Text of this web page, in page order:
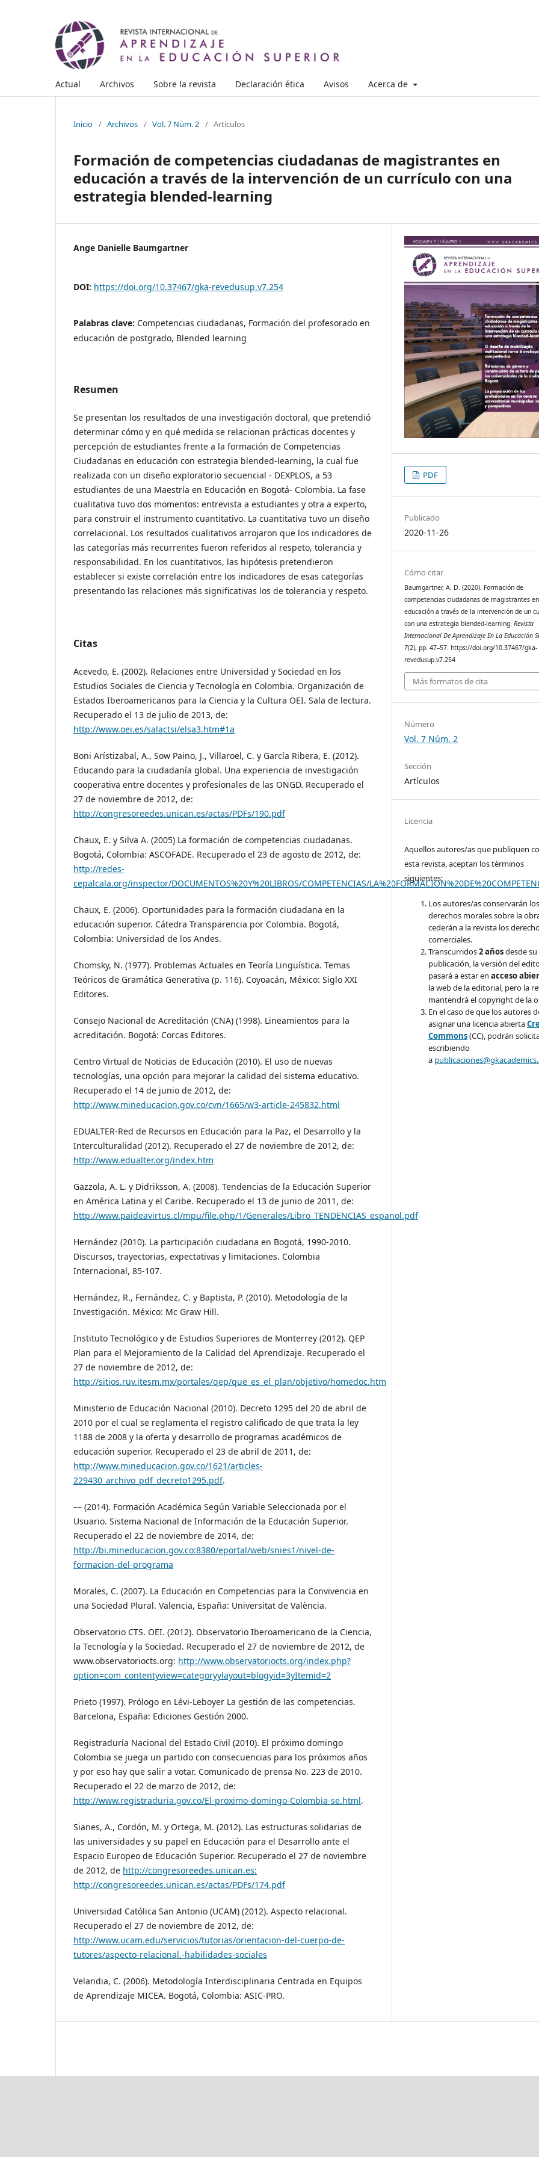
Actual Archivos Sobre la revista Declaración ética Avisos Acerca de
Inicio / Archivos / Vol. 7 Núm. 2 / Artículos
Formación de competencias ciudadanas de magistrantes en
educación a través de la intervención de un currículo con una
estrategia blended-learning
Ange Danielle Baumgartner
DOI: https://doi.org/10.37467/gka-revedusup.v7.254
Palabras clave: Competencias ciudadanas, Formación del profesorado en
educación de postgrado, Blended learning
Resumen
Se presentan los resultados de una investigación doctoral, que pretendió
determinar cómo y en qué medida se relacionan prácticas docentes y
percepción de estudiantes frente a la formación de Competencias
Ciudadanas en educación con estrategia blended-learning, la cual fue
realizada con un diseño exploratorio secuencial - DEXPLOS, a 53
estudiantes de una Maestría en Educación en Bogotá- Colombia. La fase
cualitativa tuvo dos momentos: entrevista a estudiantes y otra a experto,
para construir el instrumento cuantitativo. La cuantitativa tuvo un diseño
correlacional. Los resultados cualitativos arrojaron que los indicadores de
las categorías más recurrentes fueron referidos al respeto, tolerancia y
responsabilidad. En los cuantitativos, las hipótesis pretendieron
establecer si existe correlación entre los indicadores de esas categorías
presentando las relaciones más significativas los de tolerancia y respeto.
Citas
Acevedo, E. (2002). Relaciones entre Universidad y Sociedad en los
Estudios Sociales de Ciencia y Tecnología en Colombia. Organización de
Estados Iberoamericanos para la Ciencia y la Cultura OEI. Sala de lectura.
Recuperado el 13 de julio de 2013, de:
http://www.oei.es/salactsi/elsa3.htm#1a
Boni Arístizabal, A., Sow Paino, J., Villaroel, C. y García Ribera, E. (2012).
Educando para la ciudadanía global. Una experiencia de investigación
cooperativa entre docentes y profesionales de las ONGD. Recuperado el
27 de noviembre de 2012, de:
http://congresoreedes.unican.es/actas/PDFs/190.pdf
Chaux, E. y Silva A. (2005) La formación de competencias ciudadanas.
Bogotá, Colombia: ASCOFADE. Recuperado el 23 de agosto de 2012, de:
http://redes-
cepalcala.org/inspector/DOCUMENTOS%20Y%20LIBROS/COMPETENCIAS/
Chaux, E. (2006). Oportunidades para la formación ciudadana en la
educación superior. Cátedra Transparencia por Colombia. Bogotá,
Colombia: Universidad de los Andes.
Chomsky, N. (1977). Problemas Actuales en Teoría Lingüística. Temas
Teóricos de Gramática Generativa (p. 116). Coyoacán, México: Siglo XXI
Editores.
Consejo Nacional de Acreditación (CNA) (1998). Lineamientos para la
acreditación. Bogotá: Corcas Editores.
Centro Virtual de Noticias de Educación (2010). El uso de nuevas
tecnologías, una opción para mejorar la calidad del sistema educativo.
Recuperado el 14 de junio de 2012, de:
http://www.mineducacion.gov.co/cvn/1665/w3-article-245832.html
EDUALTER-Red de Recursos en Educación para la Paz, el Desarrollo y la
Interculturalidad (2012). Recuperado el 27 de noviembre de 2012, de:
http://www.edualter.org/index.htm
Gazzola, A. L. y Didriksson, A. (2008). Tendencias de la Educación Superior
en América Latina y el Caribe. Recuperado el 13 de junio de 2011, de:
http://www.paideavirtus.cl/mpu/file.php/1/Generales/Libro_TENDENCIAS_espanol.pdf
Hernández (2010). La participación ciudadana en Bogotá, 1990-2010.
Discursos, trayectorias, expectativas y limitaciones. Colombia
Internacional, 85-107.
Hernández, R., Fernández, C. y Baptista, P. (2010). Metodología de la
Investigación. México: Mc Graw Hill.
Instituto Tecnológico y de Estudios Superiores de Monterrey (2012). QEP
Plan para el Mejoramiento de la Calidad del Aprendizaje. Recuperado el
27 de noviembre de 2012, de:
http://sitios.ruv.itesm.mx/portales/qep/que_es_el_plan/objetivo/homedoc.htm
Ministerio de Educación Nacional (2010). Decreto 1295 del 20 de abril de
2010 por el cual se reglamenta el registro calificado de que trata la ley
1188 de 2008 y la oferta y desarrollo de programas académicos de
educación superior. Recuperado el 23 de abril de 2011, de:
http://www.mineducacion.gov.co/1621/articles-
229430_archivo_pdf_decreto1295.pdf.
–– (2014). Formación Académica Según Variable Seleccionada por el
Usuario. Sistema Nacional de Información de la Educación Superior.
Recuperado el 22 de noviembre de 2014, de:
http://bi.mineducacion.gov.co:8380/eportal/web/snies1/nivel-de-
formacion-del-programa
Morales, C. (2007). La Educación en Competencias para la Convivencia en
una Sociedad Plural. Valencia, España: Universitat de València.
Observatorio CTS. OEI. (2012). Observatorio Iberoamericano de la Ciencia,
la Tecnología y la Sociedad. Recuperado el 27 de noviembre de 2012, de
www.observatoriocts.org: http://www.observatoriocts.org/index.php?
option=com_contentyview=categoryylayout=blogyid=3yItemid=2
Prieto (1997). Prólogo en Lévi-Leboyer La gestión de las competencias.
Barcelona, España: Ediciones Gestión 2000.
Registraduría Nacional del Estado Civil (2010). El próximo domingo
Colombia se juega un partido con consecuencias para los próximos años
y por eso hay que salir a votar. Comunicado de prensa No. 223 de 2010.
Recuperado el 22 de marzo de 2012, de:
http://www.registraduria.gov.co/El-proximo-domingo-Colombia-se.html.
Sianes, A., Cordón, M. y Ortega, M. (2012). Las estructuras solidarias de
las universidades y su papel en Educación para el Desarrollo ante el
Espacio Europeo de Educación Superior. Recuperado el 27 de noviembre
de 2012, de http://congresoreedes.unican.es:
http://congresoreedes.unican.es/actas/PDFs/174.pdf
Universidad Católica San Antonio (UCAM) (2012). Aspecto relacional.
Recuperado el 27 de noviembre de 2012, de:
http://www.ucam.edu/servicios/tutorias/orientacion-del-cuerpo-de-
tutores/aspecto-relacional.-habilidades-sociales
Velandia, C. (2006). Metodología Interdisciplinaria Centrada en Equipos
de Aprendizaje MICEA. Bogotá, Colombia: ASIC-PRO.
PDF
Publicado
2020-11-26
Cómo citar
Baumgartner, A. D. (2020). Formación de
competencias ciudadanas de magistrantes en
educación a través de la intervención de un
con una estrategia blended-learning.Revista
Internacional De Aprendizaje En La Educación
7(2), pp. 47–57. https://doi.org/10.37467/gka-
revedusup.v7.254
Más formatos de cita
Número
Vol. 7 Núm. 2
Sección
Artículos
Licencia
Aquellos autores/as que publiquen
esta revista, aceptan los términos
siguientes:
Los autores/as conservarán los
derechos morales sobre la
cederán a la revista los
comerciales.
Transcurridos2 añosdesde su
publicación, la versión del
pasará a estar en acceso
la web de la editorial, pero la
mantendrá el copyright de la
En el caso de que los autores
asignar una licencia abierta
Commons(CC), podrán
escribiendo
a